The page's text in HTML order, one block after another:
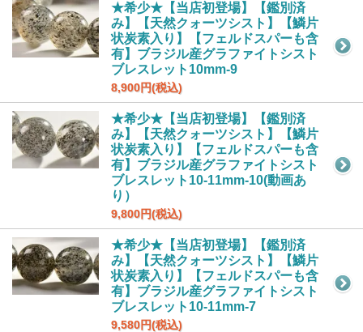
★希少★【当店初登場】【鑑別済
み】【天然クォーツシスト】【鱗片
状炭素入り】【フェルドスパーも含
有】ブラジル産グラファイトシスト
ブレスレット10mm-9
8,900円(税込)
★希少★【当店初登場】【鑑別済
み】【天然クォーツシスト】【鱗片
状炭素入り】【フェルドスパーも含
有】ブラジル産グラファイトシスト
ブレスレット10-11mm-10(動画あ
り）
9,800円(税込)
★希少★【当店初登場】【鑑別済
み】【天然クォーツシスト】【鱗片
状炭素入り】【フェルドスパーも含
有】ブラジル産グラファイトシスト
ブレスレット10-11mm-7
9,580円(税込)